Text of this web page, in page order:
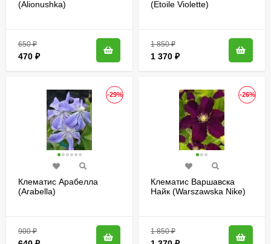
(Alionushka)
650₽
470 ₽
(Etoile Violette)
1 850₽
1 370 ₽
-29%
Клематис Арабелла
(Arabella)
900₽
-26%
Клематис Варшавска
Найк (Warszawska Nike)
1 850₽